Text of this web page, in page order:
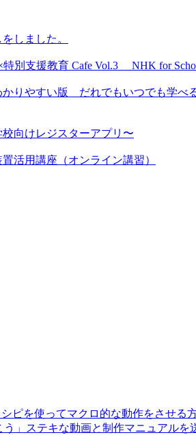
しました。
特別支援教育 Cafe Vol.3 NHK for
かりやすい版 だれでもいつでも学
校向けレジスターアプリ〜
活用講座（オンライン講習）
ピを使ってマクロ的な動作をさせる
う」ステキな動画と制作マニュアルを